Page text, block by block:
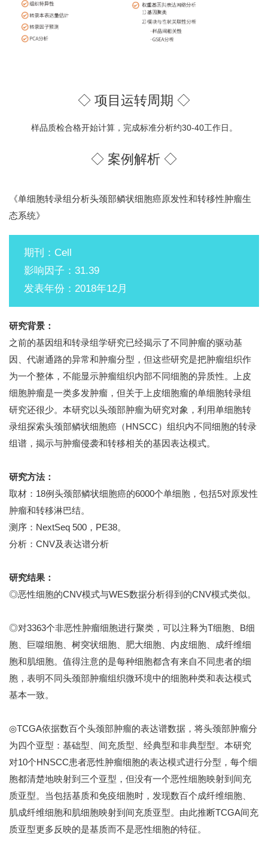
◇ 项目运转周期 ◇
样品质检合格开始计算，完成标准分析约30-40工作日。
◇ 案例解析 ◇
《单细胞转录组分析头颈部鳞状细胞癌原发性和转移性肿瘤生
态系统》
期刊：Cell
影响因子：31.39
发表年份：2018年12月
研究背景：
之前的基因组和转录组学研究已经揭示了不同肿瘤的驱动基
因、代谢通路的异常和肿瘤分型，但这些研究是把肿瘤组织作
为一个整体，不能显示肿瘤组织内部不同细胞的异质性。上皮
细胞肿瘤是一类多发肿瘤，但关于上皮细胞瘤的单细胞转录组
研究还很少。本研究以头颈部肿瘤为研究对象，利用单细胞转
录组探索头颈部鳞状细胞癌（HNSCC）组织内不同细胞的转录
组谱，揭示与肿瘤侵袭和转移相关的基因表达模式。
研究方法：
取材：18例头颈部鳞状细胞癌的6000个单细胞，包括5对原发性
肿瘤和转移淋巴结。
测序：NextSeq 500，PE38。
分析：CNV及表达谱分析
研究结果：
◎恶性细胞的CNV模式与WES数据分析得到的CNV模式类似。
◎对3363个非恶性肿瘤细胞进行聚类，可以注释为T细胞、B细
胞、巨噬细胞、树突状细胞、肥大细胞、内皮细胞、成纤维细
胞和肌细胞。值得注意的是每种细胞都含有来自不同患者的细
胞，表明不同头颈部肿瘤组织微环境中的细胞种类和表达模式
基本一致。
◎TCGA依据数百个头颈部肿瘤的表达谱数据，将头颈部肿瘤分
为四个亚型：基础型、间充质型、经典型和非典型型。本研究
对10个HNSCC患者恶性肿瘤细胞的表达模式进行分型，每个细
胞都清楚地映射到三个亚型，但没有一个恶性细胞映射到间充
质亚型。当包括基质和免疫细胞时，发现数百个成纤维细胞、
肌成纤维细胞和肌细胞映射到间充质亚型。由此推断TCGA间充
质亚型更多反映的是基质而不是恶性细胞的特征。